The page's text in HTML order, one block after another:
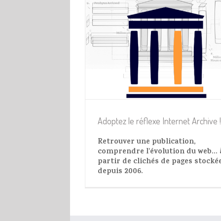
Adoptez le réflexe Internet Archive !
Retrouver une publication,
comprendre l'évolution du web...
partir de clichés de pages
depuis 2006.